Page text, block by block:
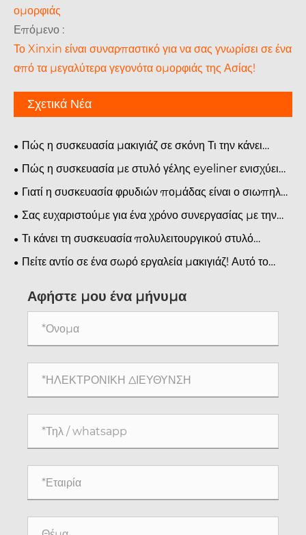
ομορφιάς
Επόμενο :
Το Xinxin είναι συναρπαστικό για να σας γνωρίσει σε ένα
από τα μεγαλύτερα γεγονότα ομορφιάς της Ασίας!
Σχετικά Νέα
Πώς η συσκευασία μακιγιάζ σε σκόνη Τι την κάνει
απαραίτητη και γιατί έχει σημασία στη σύγχρονη
βιομηχανία καλλυντικών
Πώς η συσκευασία με στυλό γέλης eyeliner ενισχύει
την ελκυστικότητα των προϊόντων ομορφιάς;
Γιατί η συσκευασία φρυδιών πομάδας είναι ο σιωπηλός
ήρωας της επωνυμίας σας;
Σας ευχαριστούμε για ένα χρόνο συνεργασίας με την
Xinxin Packaging.
Τι κάνει τη συσκευασία πολυλειτουργικού στυλό
φρυδιών απαραίτητη για τις επωνυμίες ομορφιάς;
Πείτε αντίο σε ένα σωρό εργαλεία μακιγιάζ! Αυτό το
άκρου επιτρέπουν ακόμη και σε αρχάριους να
αποκτήσουν φυσικά καθορισμένα φρύδια.
Αφήστε μου ένα μήνυμα